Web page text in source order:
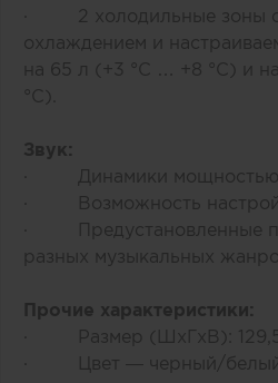
· 2 холодильные зоны с
охлаждением и
на 65 л (+3 °C … +8 °C) и
°C).
Звук:
· Динамики мощностью
· Возможность
· Предустановленные
разных музыкальных
Прочие характеристики:
· Размер (ШхГхВ):
· Цвет — черный/